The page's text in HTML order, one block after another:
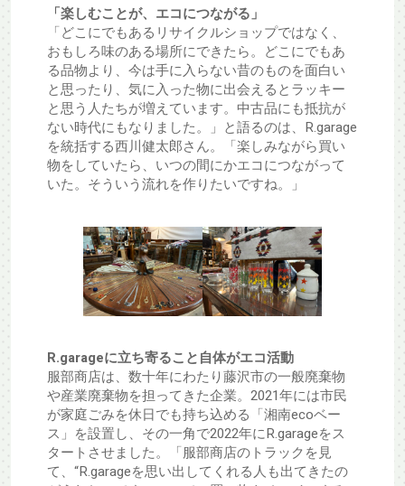
「楽しむことが、エコにつながる」
「どこにでもあるリサイクルショップではなく、
おもしろ味のある場所にできたら。どこにでもあ
る品物より、今は手に入らない昔のものを面白い
と思ったり、気に入った物に出会えるとラッキー
と思う人たちが増えています。中古品にも抵抗が
ない時代にもなりました。」と語るのは、R.garage
を統括する西川健太郎さん。「楽しみながら買い
物をしていたら、いつの間にかエコにつながって
いた。そういう流れを作りたいですね。」
R.garageに立ち寄ること自体がエコ活動
服部商店は、数十年にわたり藤沢市の一般廃棄物
や産業廃棄物を担ってきた企業。2021年には市民
が家庭ごみを休日でも持ち込める「湘南ecoベー
ス」を設置し、その一角で2022年にR.garageをス
タートさせました。「服部商店のトラックを見
て、“R.garageを思い出してくれる人も出てきたの